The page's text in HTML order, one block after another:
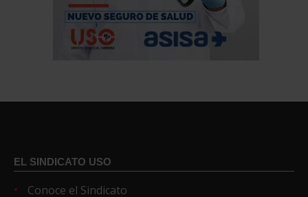
EL SINDICATO USO
Conoce el Sindicato